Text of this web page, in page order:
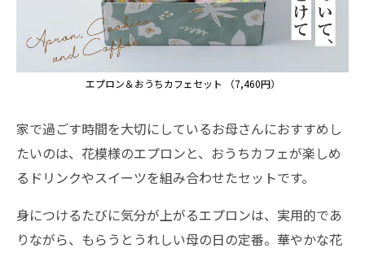
エプロン＆おうちカフェセット （7,460円）
家で過ごす時間を大切にしているお母さんにおすすめし
たいのは、花模様のエプロンと、おうちカフェが楽しめ
るドリンクやスイーツを組み合わせたセットです。
身につけるたびに気分が上がるエプロンは、実用的であ
りながら、もらうとうれしい母の日の定番。華やかな花